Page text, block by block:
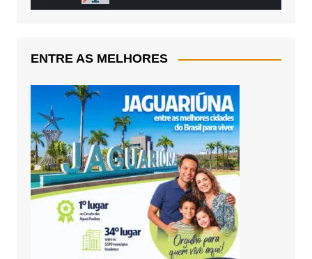
ENTRE AS MELHORES